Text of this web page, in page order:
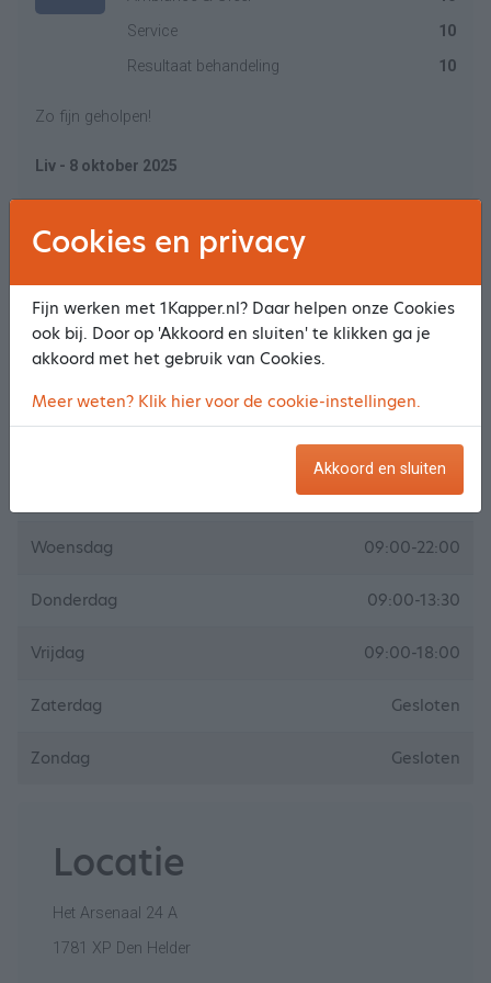
Service
10
Resultaat behandeling
10
Zo fijn geholpen!
Liv - 8 oktober 2025
Meer reviews
Openingstijden
Gesloten
09:00-18:00
Woensdag 09:00-22:00
Donderdag 09:00-13:30
Vrijdag 09:00-18:00
Zaterdag Gesloten
Zondag Gesloten
Locatie
Het Arsenaal 24 A
1781 XP Den Helder
Cookies en privacy
Fijn werken met 1Kapper.nl? Daar helpen onze Cookies
ook bij. Door op 'Akkoord en sluiten' te klikken ga je
akkoord met het gebruik van Cookies.
Meer weten? Klik hier voor de cookie-instellingen.
Akkoord en sluiten